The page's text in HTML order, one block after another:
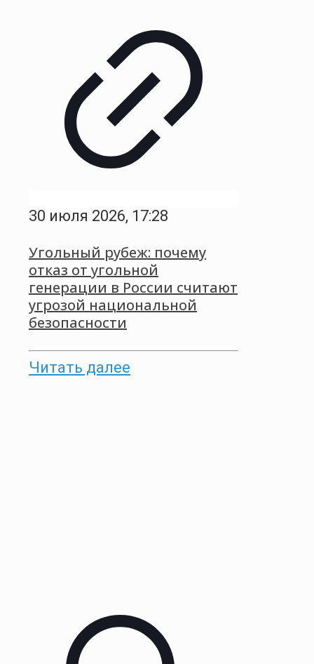
30 июля 2026, 17:28
Угольный рубеж: почему
отказ от угольной
генерации в России считают
угрозой национальной
безопасности
Читать далее